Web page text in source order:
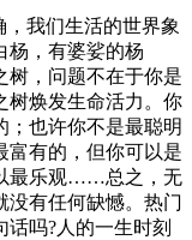
我们生活的世界象
杨，有婆娑的杨
，问题不在于你是
树焕发生命活力。你
；也许你不是最聪明
富有的，但你可以是
最乐观……总之，无
没有任何缺憾。热门
吗?人的一生时刻